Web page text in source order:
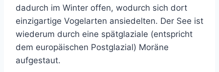
dadurch im Winter offen, wodurch sich dort
einzigartige Vogelarten ansiedelten. Der See ist
wiederum durch eine spätglaziale (entspricht
dem europäischen Postglazial) Moräne
aufgestaut.